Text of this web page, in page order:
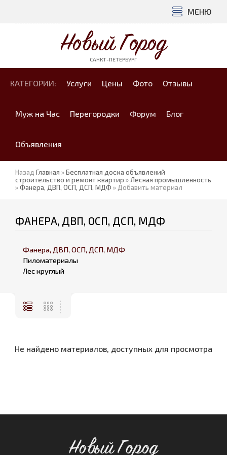
МЕНЮ
Новый Город
САНКТ-ПЕТЕРБУРГ
КАТЕГОРИИ: Услуги Цены Фото Отзывы
Муж на Час Перегородки Форум Блог
Объявления
Назад Главная »Бесплатная доска объявлений
строительство и ремонт квартир » Лесная промышленность
»Фанера, ДВП, ОСП, ДСП, МДФ » Добавить материал
ФАНЕРА, ДВП, ОСП, ДСП, МДФ
Фанера, ДВП, ОСП, ДСП, МДФ
Пиломатериалы
Лес круглый
Не найдено материалов, доступных для просмотра
Новый Город